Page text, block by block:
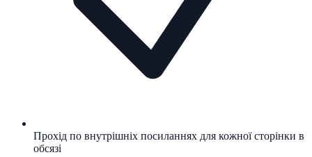
Прохід по внутрішніх посиланнях для кожної сторінки в
обсязі